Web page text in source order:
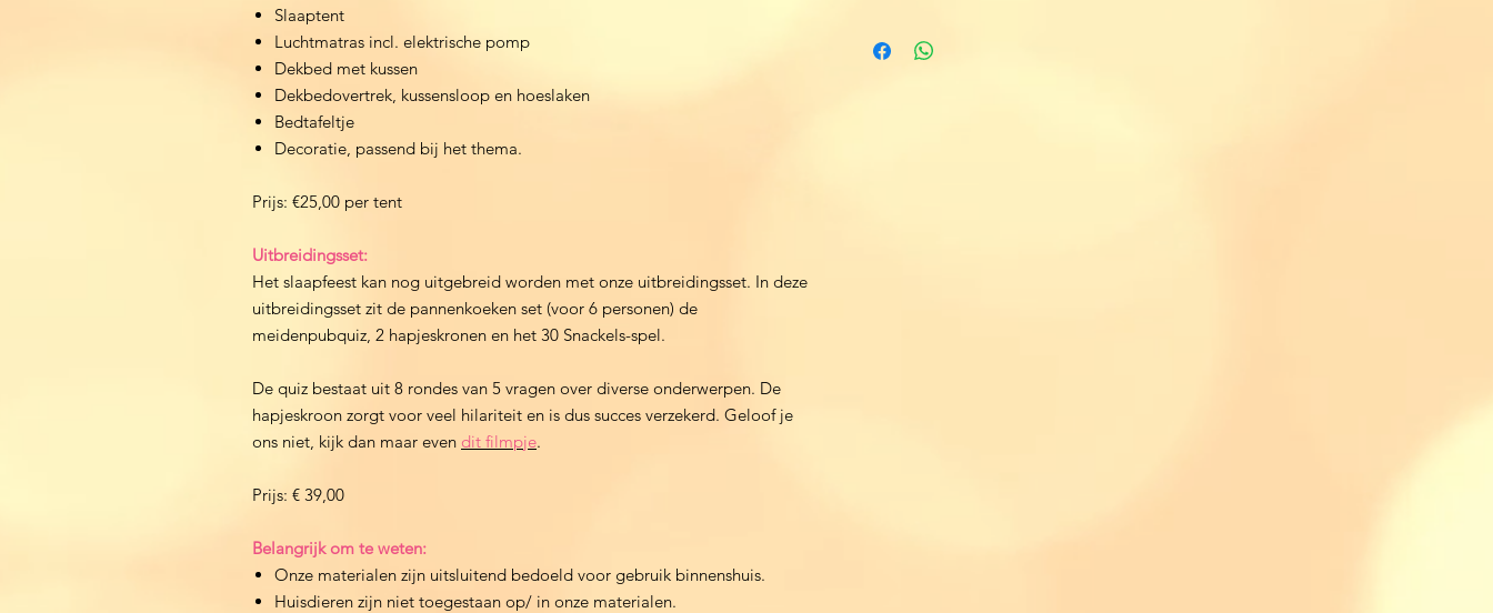
Slaaptent
Luchtmatras incl. elektrische pomp
Dekbed met kussen
Dekbedovertrek, kussensloop en hoeslaken
Bedtafeltje
Decoratie, passend bij het thema.
Prijs: €25,00 per tent
Uitbreidingsset:
Het slaapfeest kan nog uitgebreid worden met onze uitbreidingsset. In deze
uitbreidingsset zit de pannenkoeken set (voor 6 personen) de
meidenpubquiz, 2 hapjeskronen en het 30 Snackels-spel.
De quiz bestaat uit 8 rondes van 5 vragen over diverse onderwerpen. De
hapjeskroon zorgt voor veel hilariteit en is dus succes verzekerd. Geloof je
ons niet, kijk dan maar even dit filmpje.
Prijs: € 39,00
Belangrijk om te weten:
Onze materialen zijn uitsluitend bedoeld voor gebruik binnenshuis.
​​Huisdieren zijn niet toegestaan op/ in onze materialen.